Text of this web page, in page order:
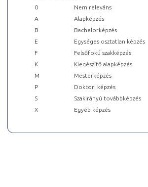
0
Nem releváns
A
Alapképzés
B
Bachelorképzés
E
Egységes osztatlan képzés
F
Felsőfokú szakképzés
K
Kiegészítő alapképzés
M
Mesterképzés
P
Doktori képzés
S
Szakirányú továbbképzés
X
Egyéb képzés